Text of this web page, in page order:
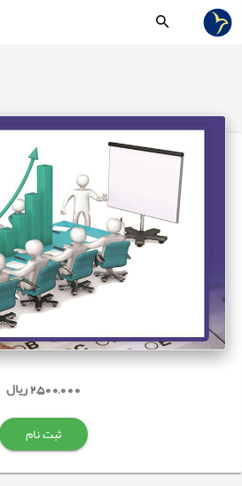
2,500,000 ریال
ثبت نام